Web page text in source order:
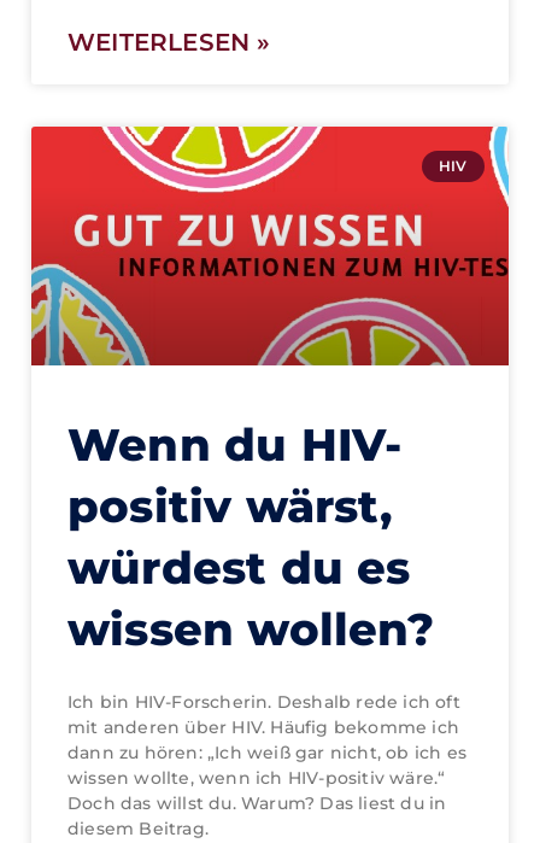
WEITERLESEN »
HIV
Wenn du HIV-
positiv wärst,
würdest du es
wissen wollen?
Ich bin HIV-Forscherin. Deshalb rede ich oft
mit anderen über HIV. Häufig bekomme ich
dann zu hören: „Ich weiß gar nicht, ob ich es
wissen wollte, wenn ich HIV-positiv wäre.“
Doch das willst du. Warum? Das liest du in
diesem Beitrag.